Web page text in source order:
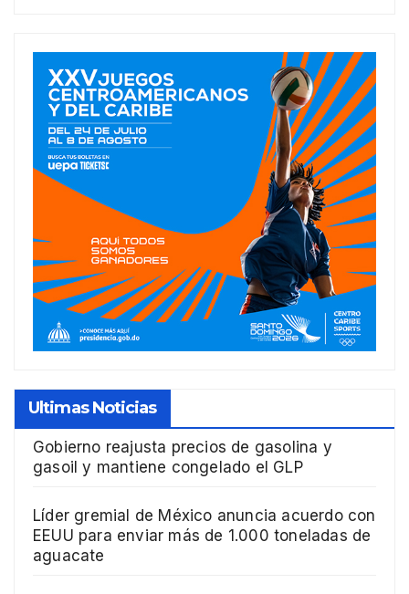
Ultimas Noticias
Gobierno reajusta precios de gasolina y
gasoil y mantiene congelado el GLP
Líder gremial de México anuncia acuerdo con
EEUU para enviar más de 1.000 toneladas de
aguacate